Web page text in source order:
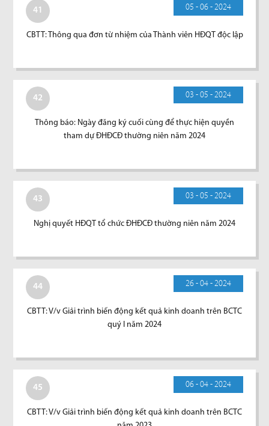
41 05 - 06 - 2024
CBTT: Thông qua đơn từ nhiệm của Thành viên HĐQT độc lập
42 03 - 05 - 2024
Thông báo: Ngày đăng ký cuối cùng để thực hiện quyền
tham dự ĐHĐCĐ thường niên năm 2024
43 03 - 05 - 2024
Nghị quyết HĐQT tổ chức ĐHĐCĐ thường niên năm 2024
44 26 - 04 - 2024
CBTT: V/v Giải trình biến động kết quả kinh doanh trên BCTC
quý I năm 2024
45 06 - 04 - 2024
CBTT: V/v Giải trình biến động kết quả kinh doanh trên BCTC